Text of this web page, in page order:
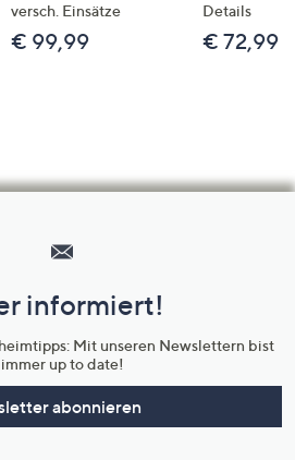
versch. Einsätze
€ 99,99
Details
€ 72,99
informiert!
Mit unseren Newslettern bist
up to date!
abonnieren